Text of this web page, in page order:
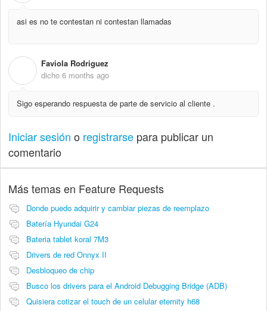
asi es no te contestan ni contestan llamadas
Faviola Rodriguez
dicho 6 months ago
Sigo esperando respuesta de parte de servicio al cliente .
Iniciar sesión o registrarse para publicar un
comentario
Más temas en Feature Requests
Donde puedo adquirir y cambiar piezas de reemplazo
Batería Hyundai G24
Bateria tablet koral 7M3
Drivers de red Onnyx II
Desbloqueo de chip
Busco los drivers para el Android Debugging Bridge (ADB)
Quisiera cotizar el touch de un celular eternity h68